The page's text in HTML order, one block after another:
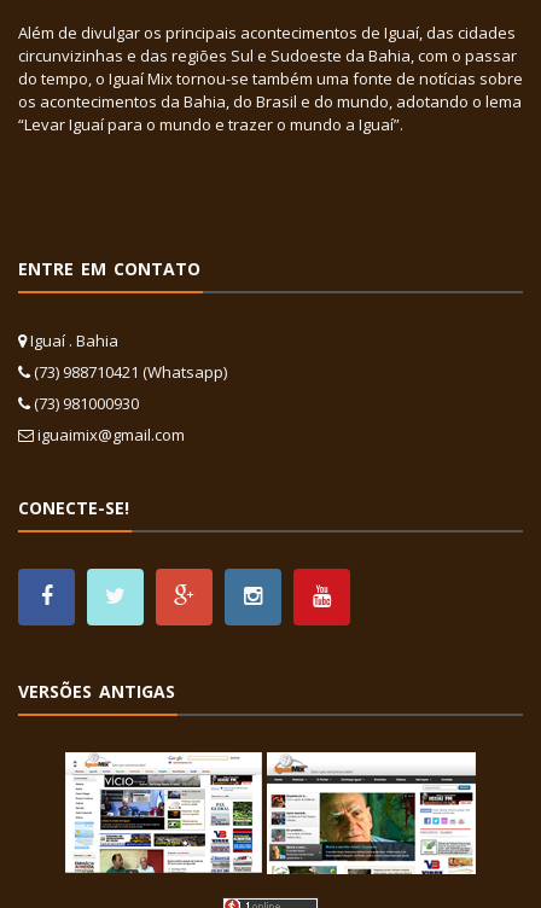
Além de divulgar os principais acontecimentos de Iguaí, das cidades
circunvizinhas e das regiões Sul e Sudoeste da Bahia, com o passar
do tempo, o Iguaí Mix tornou-se também uma fonte de notícias sobre
os acontecimentos da Bahia, do Brasil e do mundo, adotando o lema
“Levar Iguaí para o mundo e trazer o mundo a Iguaí”.
ENTRE EM CONTATO
Iguaí . Bahia
(73) 988710421 (Whatsapp)
(73) 981000930
iguaimix@gmail.com
CONECTE-SE!
VERSÕES ANTIGAS